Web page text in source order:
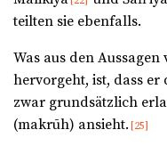
teilten sie ebenfalls.
Was aus den
hervorgeht, ist, dass
zwar grundsätzlich
(makrūh) ansieht. [25]